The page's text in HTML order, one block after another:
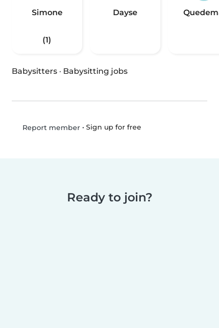
Simone
(1)
Dayse
Babysitters · Babysitting jobs
Report member• Sign up for free
Ready to join?